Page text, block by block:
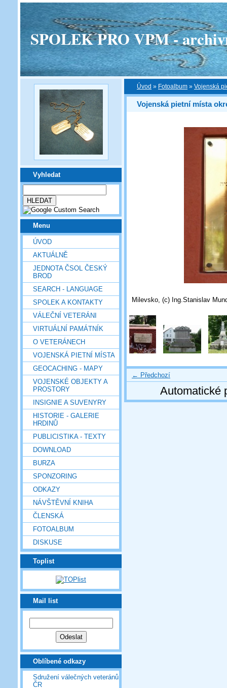
SPOLEK PRO VPM -
Vyhledat
Menu
ÚVOD
AKTUÁLNĚ
JEDNOTA ČSOL ČESKÝ
BROD
SEARCH - LANGUAGE
SPOLEK A KONTAKTY
VÁLEČNÍ VETERÁNI
VIRTUÁLNÍ PAMÁTNÍK
O VETERÁNECH
VOJENSKÁ PIETNÍ MÍSTA
GEOCACHING - MAPY
VOJENSKÉ OBJEKTY A
PROSTORY
INSIGNIE A SUVENYRY
HISTORIE - GALERIE
HRDINŮ
PUBLICISTIKA - TEXTY
DOWNLOAD
BURZA
SPONZORING
ODKAZY
NÁVŠTĚVNÍ KNIHA
ČLENSKÁ
FOTOALBUM
DISKUSE
Toplist
Mail list
Oblíbené odkazy
Sdružení válečných veteránů
ČR
Úvod » Fotoalbum » Vojenská
Vojenská pietní místa
Milevsko, (c) Ing.Stanislav
← Předchozí
Automatické